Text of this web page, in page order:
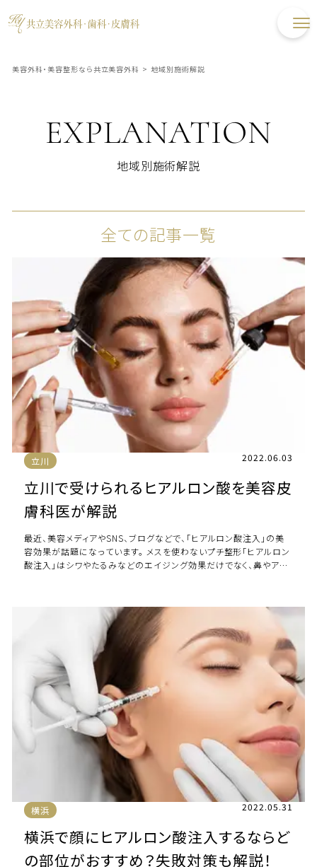
美容外科・美容整形なら共立美容外科 > 地域別施術解説
EXPLANATION
地域別施術解説
全ての記事一覧
立川 2022.06.03
立川で受けられるヒアルロン酸を美容皮
膚科医が解説
最近、美容メディアやSNS、ブログなどで、「ヒアルロン酸注入」の美
容効果が話題になっています。 メスを使わないプチ整形「ヒアルロン
酸注入」はシワやたるみなどのエイジング効果だけでなく、鼻やア
横浜 2022.05.31
横浜で顔にヒアルロン酸注入するならど
の部位がおすすめ？失敗対策も解説！